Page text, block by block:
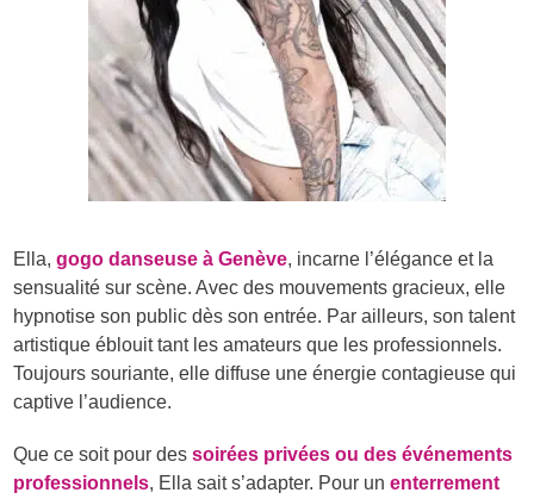
Ella,gogo danseuse à Genève, incarne l’élégance et la
sensualité sur scène. Avec des mouvements gracieux, elle
hypnotise son public dès son entrée. Par ailleurs, son talent
artistique éblouit tant les amateurs que les professionnels.
Toujours souriante, elle diffuse une énergie contagieuse qui
captive l’audience.
Que ce soit pour dessoirées privées ou des événements
professionnels, Ella sait s’adapter. Pour unenterrement